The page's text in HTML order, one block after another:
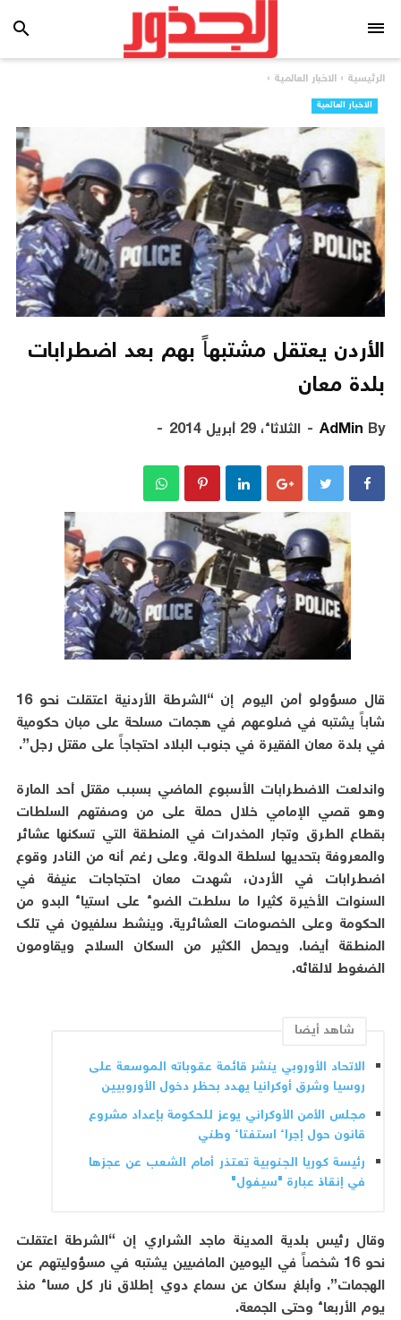
search
الرئيسية › الاخبار العالمية ›
الاخبار العالمية
الأردن يعتقل مشتبهاً بهم بعد اضطرابات
بلدة معان
By
AdMin الثلاثاء، 29 أبريل 2014
قال مسؤولو أمن اليوم إن “الشرطة الأردنية اعتقلت نحو 16
شاباً يشتبه في ضلوعهم في هجمات مسلحة على مبان حكومية
في بلدة معان الفقيرة في جنوب البلاد احتجاجاً على مقتل رجل”.
واندلعت الاضطرابات الأسبوع الماضي بسبب مقتل أحد المارة
وهو قصي الإمامي خلال حملة على من وصفتهم السلطات
بقطاع الطرق وتجار المخدرات في المنطقة التي تسكنها عشائر
والمعروفة بتحديها لسلطة الدولة. وعلى رغم أنه من النادر وقوع
اضطرابات في الأردن، شهدت معان احتجاجات عنيفة في
السنوات الأخيرة كثيرا ما سلطت الضوء على استياء البدو من
الحكومة وعلى الخصومات العشائرية. وينشط سلفيون في تلك
المنطقة أيضا. ويحمل الكثير من السكان السلاح ويقاومون
الضغوط لالقائه.
شاهد أيضا
الاتحاد الأوروبي ينشر قائمة عقوباته الموسعة على
روسيا وشرق أوكرانيا يهدد بحظر دخول الأوروبيين
مجلس الأمن الأوكراني يوعز للحكومة بإعداد مشروع
قانون حول إجراء استفتاء وطني
رئيسة كوريا الجنوبية تعتذر أمام الشعب عن عجزها
في إنقاذ عبارة "سيفول"
وقال رئيس بلدية المدينة ماجد الشراري إن “الشرطة اعتقلت
نحو 16 شخصاً في اليومين الماضيين يشتبه في مسؤوليتهم عن
الهجمات”. وأبلغ سكان عن سماع دوي إطلاق نار كل مساء منذ
يوم الأربعاء وحتى الجمعة.